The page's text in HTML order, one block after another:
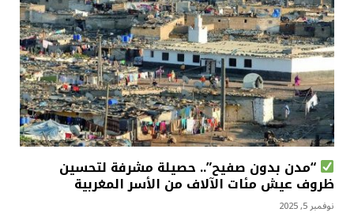
“مدن بدون صفيح”.. حصيلة مشرفة لتحسين
ظروف عيش مئات الآلاف من الأسر المغربية
نوفمبر 5, 2025